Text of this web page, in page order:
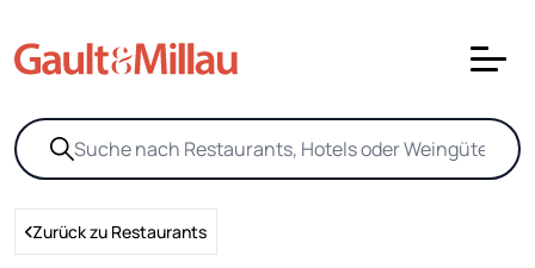
Zurück zu Restaurants